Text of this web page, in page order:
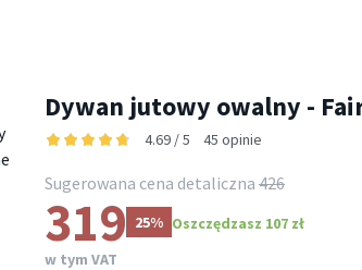
Dywan jutowy owalny -
4.69 / 5 45 opinie
Sugerowana cena detaliczna 426
319 25% Oszczędzasz 107 zł
w tym VAT